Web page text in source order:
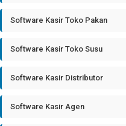
Software Kasir Toko Pakan
Software Kasir Toko Susu
Software Kasir Distributor
Software Kasir Agen